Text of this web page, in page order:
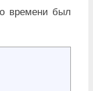
времени был